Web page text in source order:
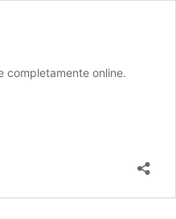
completamente online.